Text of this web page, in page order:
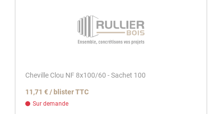
Cheville Clou NF 8x100/60 - Sachet 100
11,71 € / blister TTC
Sur demande